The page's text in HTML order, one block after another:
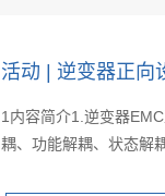
活动 | 逆变器正
1内容简介1.逆变器
耦、功能解耦、状态解